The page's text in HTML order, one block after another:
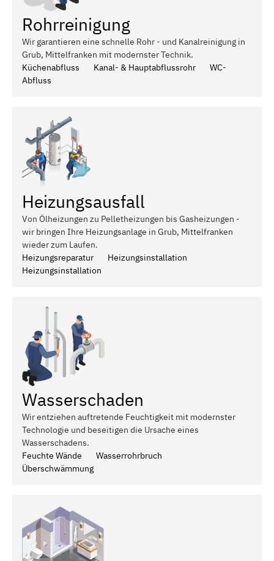
Rohrreinigung
Wir garantieren eine schnelle Rohr - und Kanalreinigung in
Grub, Mittelfranken mit modernster Technik.
Küchenabfluss
Kanal- & Hauptabflussrohr
WC-
Abfluss
Heizungsausfall
Von Ölheizungen zu Pelletheizungen bis Gasheizungen -
wir bringen Ihre Heizungsanlage in Grub, Mittelfranken
wieder zum Laufen.
Heizungsreparatur
Heizungsinstallation
Heizungsinstallation
Wasserschaden
Wir entziehen auftretende Feuchtigkeit mit modernster
Technologie und beseitigen die Ursache eines
Wasserschadens.
Feuchte Wände
Wasserrohrbruch
Überschwämmung